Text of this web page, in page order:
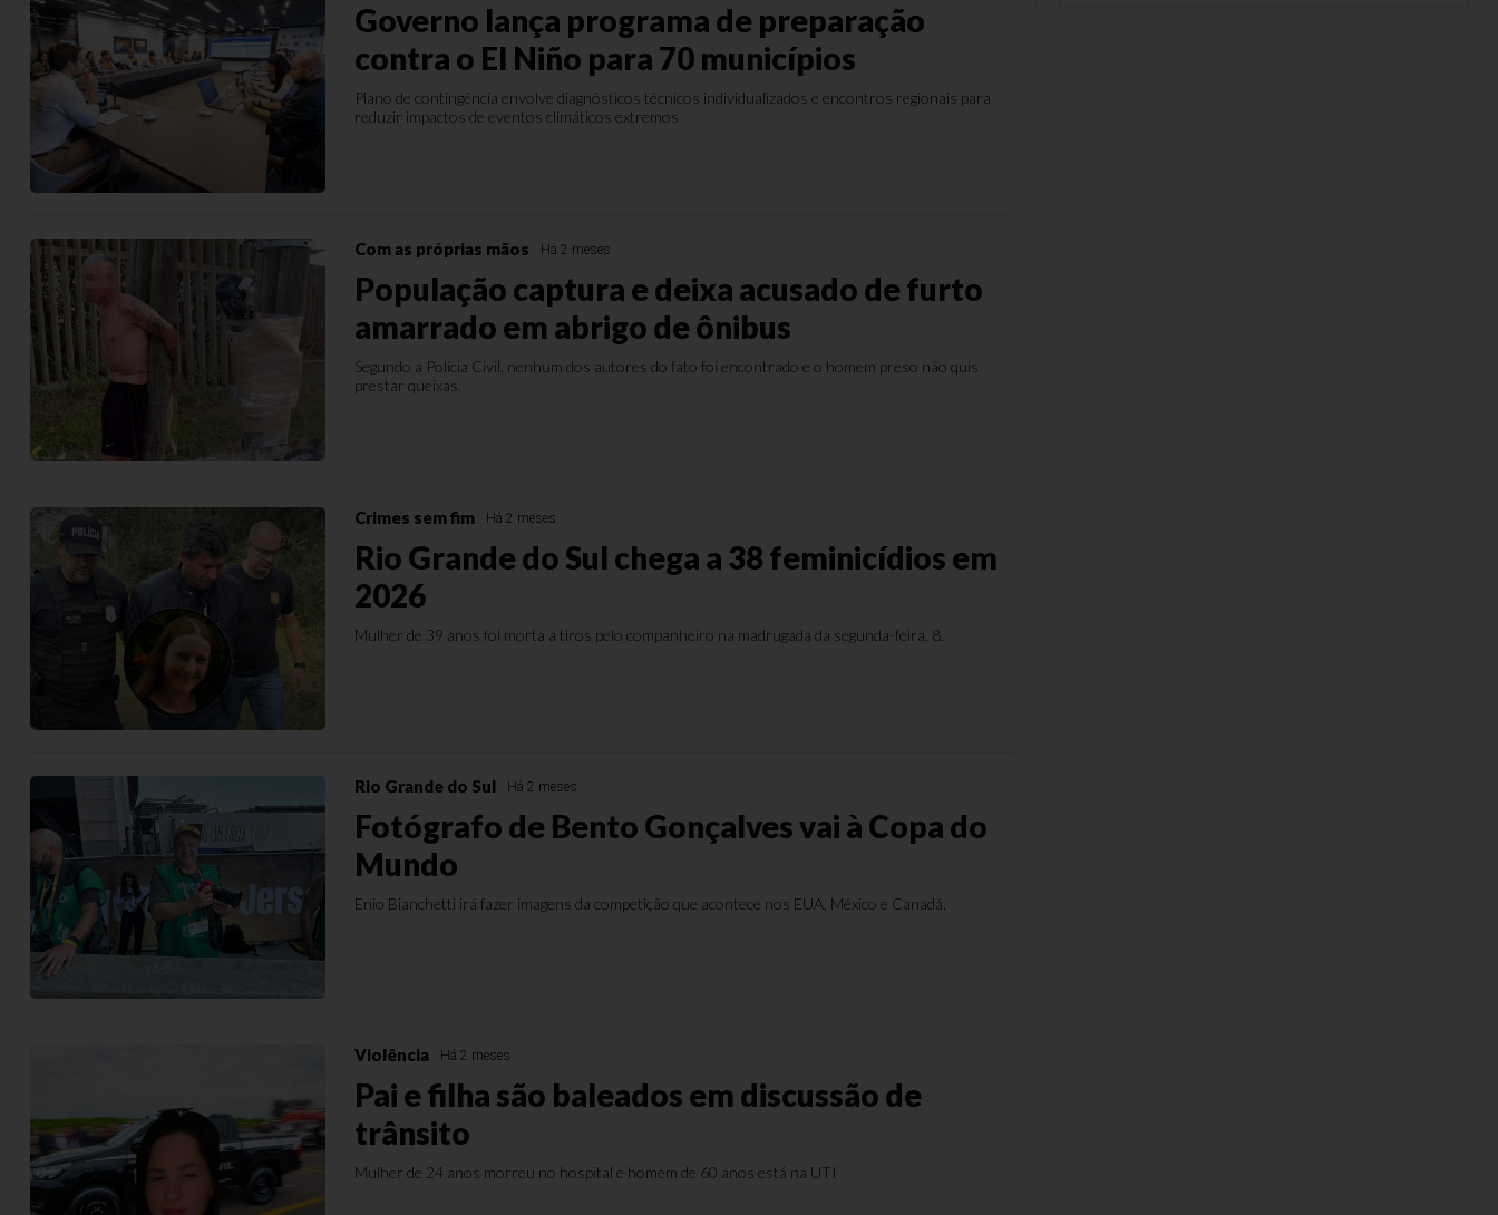
Governo lança programa de preparação
contra o El Niño para 70 municípios
Plano de contingência envolve diagnósticos técnicos individualizados e encontros regionais para
reduzir impactos de eventos climáticos extremos
Com as próprias mãos Há 2 meses
População captura e deixa acusado de furto
amarrado em abrigo de ônibus
Segundo a Polícia Civil, nenhum dos autores do fato foi encontrado e o homem preso não quis
prestar queixas.
Crimes sem fim Há 2 meses
Rio Grande do Sul chega a 38 feminicídios em
2026
Mulher de 39 anos foi morta a tiros pelo companheiro na madrugada da segunda-feira, 8.
Rio Grande do Sul Há 2 meses
Fotógrafo de Bento Gonçalves vai à Copa do
Mundo
Enio Bianchetti irá fazer imagens da competição que acontece nos EUA, México e Canadá.
Violência Há 2 meses
Pai e filha são baleados em discussão de
trânsito
Mulher de 24 anos morreu no hospital e homem de 60 anos está na UTI